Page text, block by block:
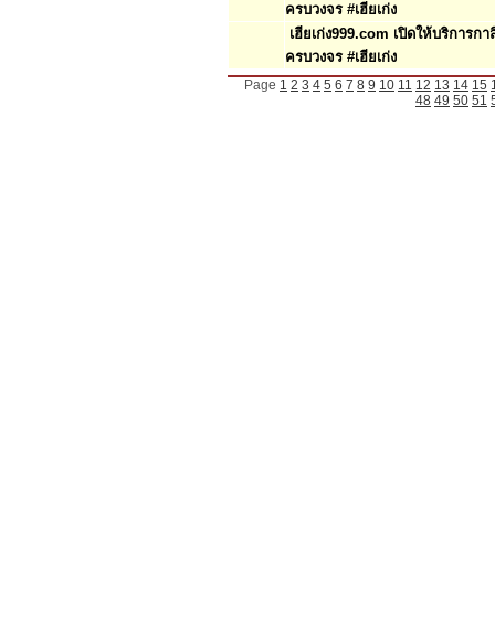
ครบวงจร #เฮียเก่ง
เฮียเก่ง999.com เปิดให้บริการก
ครบวงจร #เฮียเก่ง
Page 1 2 3 4 5 6 7 8 9 10 11 12 13 14 15
48 49 50 51